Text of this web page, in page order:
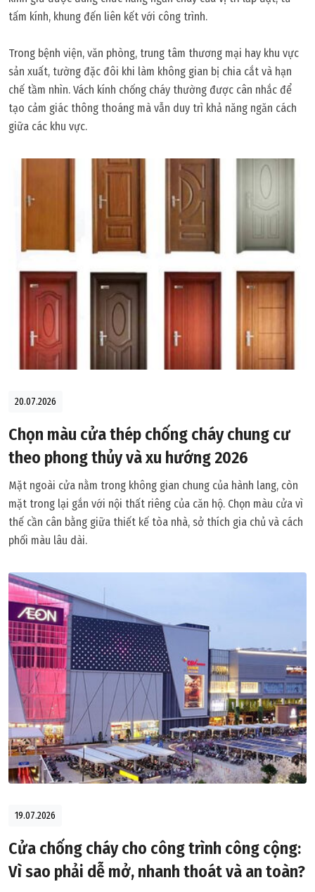
tấm kính, khung đến liên kết với công trình.
Trong bệnh viện, văn phòng, trung tâm thương mại hay khu vực
sản xuất, tường đặc đôi khi làm không gian bị chia cắt và hạn
chế tầm nhìn. Vách kính chống cháy thường được cân nhắc để
tạo cảm giác thông thoáng mà vẫn duy trì khả năng ngăn cách
giữa các khu vực.
20.07.2026
Chọn màu cửa thép chống cháy chung cư
theo phong thủy và xu hướng 2026
Mặt ngoài cửa nằm trong không gian chung của hành lang, còn
mặt trong lại gắn với nội thất riêng của căn hộ. Chọn màu cửa vì
thế cần cân bằng giữa thiết kế tòa nhà, sở thích gia chủ và cách
phối màu lâu dài.
19.07.2026
Cửa chống cháy cho công trình công cộng:
Vì sao phải dễ mở, nhanh thoát và an toàn?